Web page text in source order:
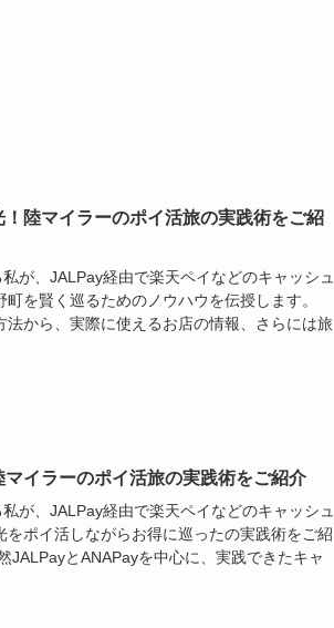
陸マイラーのポイ活旅の実践術をご紹
が、JALPay経由で楽天ペイなどのキャッシュ
を賢く巡るためのノウハウを伝授します。
から、実際に使えるお店の情報、さらには旅
イラーのポイ活旅の実践術をご紹介
が、JALPay経由で楽天ペイなどのキャッシュ
をポイ活しながらお得に巡ったの実践術をご紹
JALPayとANAPayを中心に、実践できたキャ